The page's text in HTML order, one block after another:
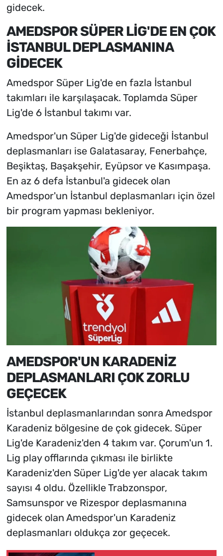
gidecek.
AMEDSPOR SÜPER LİG'DE EN ÇOK
İSTANBUL DEPLASMANINA
GİDECEK
Amedspor Süper Lig'de en fazla İstanbul
takımları ile karşılaşacak. Toplamda Süper
Lig'de 6 İstanbul takımı var.
Amedspor'un Süper Lig'de gideceği İstanbul
deplasmanları ise Galatasaray, Fenerbahçe,
Beşiktaş, Başakşehir, Eyüpsor ve Kasımpaşa.
En az 6 defa İstanbul'a gidecek olan
Amedspor'un İstanbul deplasmanları için özel
bir program yapması bekleniyor.
AMEDSPOR'UN KARADENİZ
DEPLASMANLARI ÇOK ZORLU
GEÇECEK
İstanbul deplasmanlarından sonra Amedspor
Karadeniz bölgesine de çok gidecek. Süper
Lig'de Karadeniz'den 4 takım var. Çorum'un 1.
Lig play offlarında çıkması ile birlikte
Karadeniz'den Süper Lig'de yer alacak takım
sayısı 4 oldu. Özellikle Trabzonspor,
Samsunspor ve Rizespor deplasmanına
gidecek olan Amedspor'un Karadeniz
deplasmanları oldukça zor geçecek.